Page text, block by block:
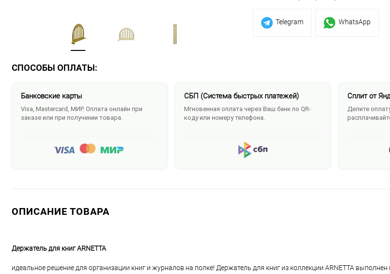
Telegram WhatsApp
СПОСОБЫ ОПЛАТЫ:
Банковские карты
Visa, Mastercard, МИР. Оплата онлайн при
заказе или при получении товара.
СБП (Система быстрых платежей)
Мгновенная оплата через Ваш банк по QR-
коду или номеру телефона.
Сплит от
Делите
ОПИСАНИЕ ТОВАРА
Держатель для книг ARNETTA
идеальное решение для организации книг и журналов на полке! Держатель для книг из коллекции ARNETTA